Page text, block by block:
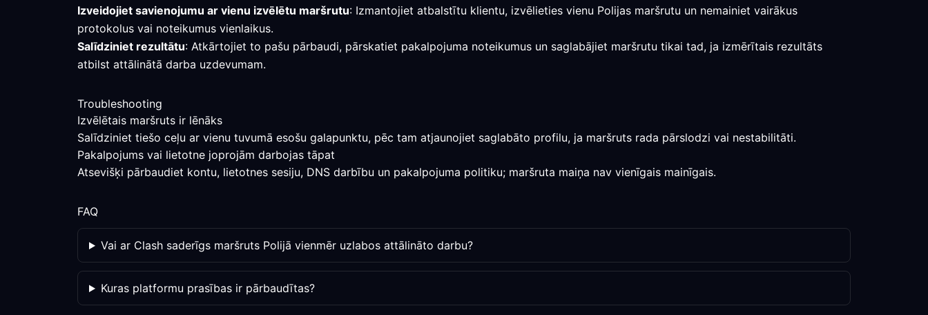
Izveidojiet savienojumu ar vienu izvēlētu maršrutu: Izmantojiet atbalstītu klientu, izvēlieties vienu Polijas maršrutu un nemainiet vairākus
protokolus vai noteikumus vienlaikus.
Salīdziniet rezultātu: Atkārtojiet to pašu pārbaudi, pārskatiet pakalpojuma noteikumus un saglabājiet maršrutu tikai tad, ja izmērītais rezultāts
atbilst attālinātā darba uzdevumam.
Troubleshooting
Izvēlētais maršruts ir lēnāks
Salīdziniet tiešo ceļu ar vienu tuvumā esošu galapunktu, pēc tam atjaunojiet saglabāto profilu, ja maršruts rada pārslodzi vai nestabilitāti.
Pakalpojums vai lietotne joprojām darbojas tāpat
Atsevišķi pārbaudiet kontu, lietotnes sesiju, DNS darbību un pakalpojuma politiku; maršruta maiņa nav vienīgais mainīgais.
FAQ
Vai ar Clash saderīgs maršruts Polijā vienmēr uzlabos attālināto darbu?
Kuras platformu prasības ir pārbaudītas?